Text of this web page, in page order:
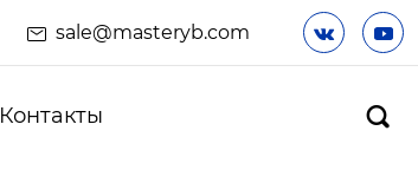
sale@masteryb.com  
Контакты 